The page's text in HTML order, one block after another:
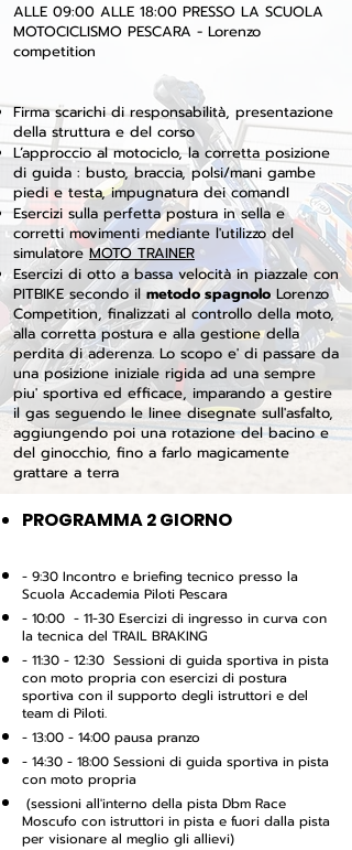
ALLE 09:00 ALLE 18:00 PRESSO LA SCUOLA
MOTOCICLISMO PESCARA - Lorenzo
competition
Firma scarichi di responsabilità, presentazione
della struttura e del corso
L’approccio al motociclo, la corretta posizione
di guida : busto, braccia, polsi/mani gambe
piedi e testa, impugnatura dei comandI
Esercizi sulla perfetta postura in sella e
corretti movimenti mediante l'utilizzo del
simulatore MOTO TRAINER
Esercizi di otto a bassa velocità in piazzale con
PITBIKE secondo il metodo spagnolo Lorenzo
Competition, finalizzati al controllo della moto,
alla corretta postura e alla gestione della
perdita di aderenza. Lo scopo e' di passare da
una posizione iniziale rigida ad una sempre
piu' sportiva ed efficace, imparando a gestire
il gas seguendo le linee disegnate sull'asfalto,
aggiungendo poi una rotazione del bacino e
del ginocchio, fino a farlo magicamente
grattare a terra
PROGRAMMA 2 GIORNO
- 9:30 Incontro e briefing tecnico presso la
Scuola Accademia Piloti Pescara
- 10:00 - 11-30 Esercizi di ingresso in curva con
la tecnica del TRAIL BRAKING
- 11:30 - 12:30 Sessioni di guida sportiva in pista
con moto propria con esercizi di postura
sportiva con il supporto degli istruttori e del
team di Piloti.
- 13:00 - 14:00 pausa pranzo
- 14:30 - 18:00 Sessioni di guida sportiva in pista
con moto propria
​(sessioni all'interno della pista Dbm Race
Moscufo con istruttori in pista e fuori dalla pista
per visionare al meglio gli allievi)